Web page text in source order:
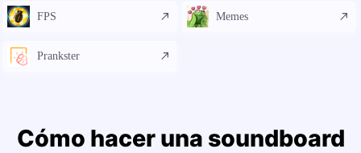
FPS Memes
Prankster
Cómo hacer una soundboard